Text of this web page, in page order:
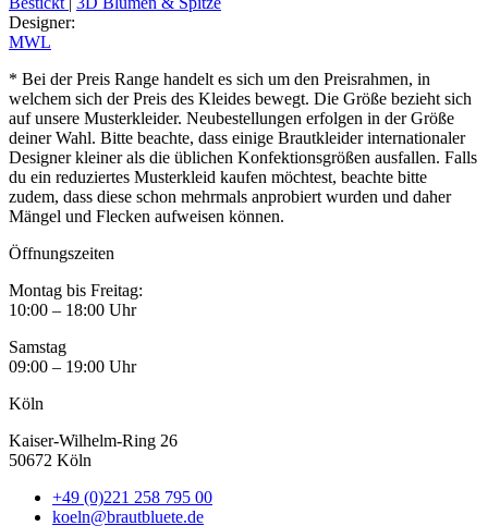
Designer:
MWL
* Bei der Preis Range handelt es sich um den Preisrahmen, in
welchem sich der Preis des Kleides bewegt. Die Größe bezieht sich
auf unsere Musterkleider. Neubestellungen erfolgen in der Größe
deiner Wahl. Bitte beachte, dass einige Brautkleider internationaler
Designer kleiner als die üblichen Konfektionsgrößen ausfallen. Falls
du ein reduziertes Musterkleid kaufen möchtest, beachte bitte
zudem, dass diese schon mehrmals anprobiert wurden und daher
Mängel und Flecken aufweisen können.
Öffnungszeiten
Montag bis Freitag:
10:00 – 18:00 Uhr
Samstag
09:00 – 19:00 Uhr
Köln
Kaiser-Wilhelm-Ring 26
50672 Köln
+49 (0)221 258 795 00
koeln@brautbluete.de